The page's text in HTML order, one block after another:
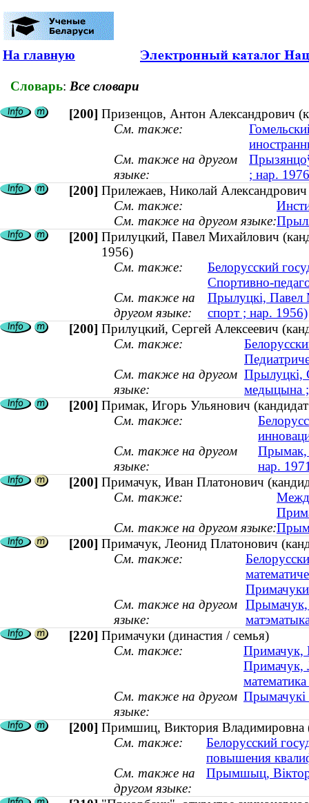
На главную
Словарь: Все словари
[200] Призенцов, Антон Александрович
См. также:
См. также на другом
языке:
; нар.
[200] Прилежаев, Николай
См. также:
См. также на другом языке:
[200] Прилуцкий, Павел Михайлович
1956)
См. также:
Белорусский
Спортивно-
См. также на
другом языке:
Прылуцкі, Павел
спорт ; нар. 1956)
[200] Прилуцкий, Сергей Алексеевич
См. также:
См. также на другом
языке:
Прылуцкі,
медыцына
[200] Примак, Игорь Ульянович
См. также:
См. также на другом
языке:
Прымак,
нар.
[200] Примачук, Иван Платонович
См. также:
См. также на другом языке:
[200] Примачук, Леонид Платонович
См. также:
См. также на другом
языке:
Прымачук,
[220] Примачуки (династия / семья)
См. также:
Примачук,
Примачук,
См. также на другом
языке:
Прымачукі
[200] Примшиц, Виктория Владимировна
См. также:
Белорусский
повышения
См. также на
другом языке:
Прымшыц,